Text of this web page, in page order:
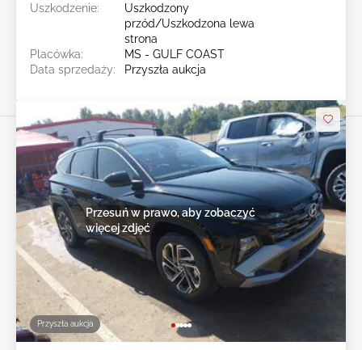
Uszkodzenie:
Uszkodzony
przód/Uszkodzona lewa
strona
Placówka:
MS - GULF COAST
Data sprzedaży:
Przyszła aukcja
Przyszła aukcja
Przesuń w prawo, aby zobaczyć
więcej zdjęć